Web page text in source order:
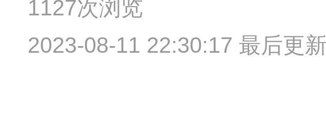
1127次浏览
2023-08-11 22:30:17 最后更新